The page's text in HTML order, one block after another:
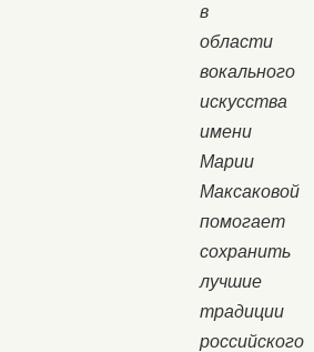
в
области
вокального
искусства
имени
Марии
Максаковой
помогает
сохранить
лучшие
традиции
российского